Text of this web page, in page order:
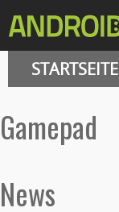
STARTSEITE
Gamepad
News